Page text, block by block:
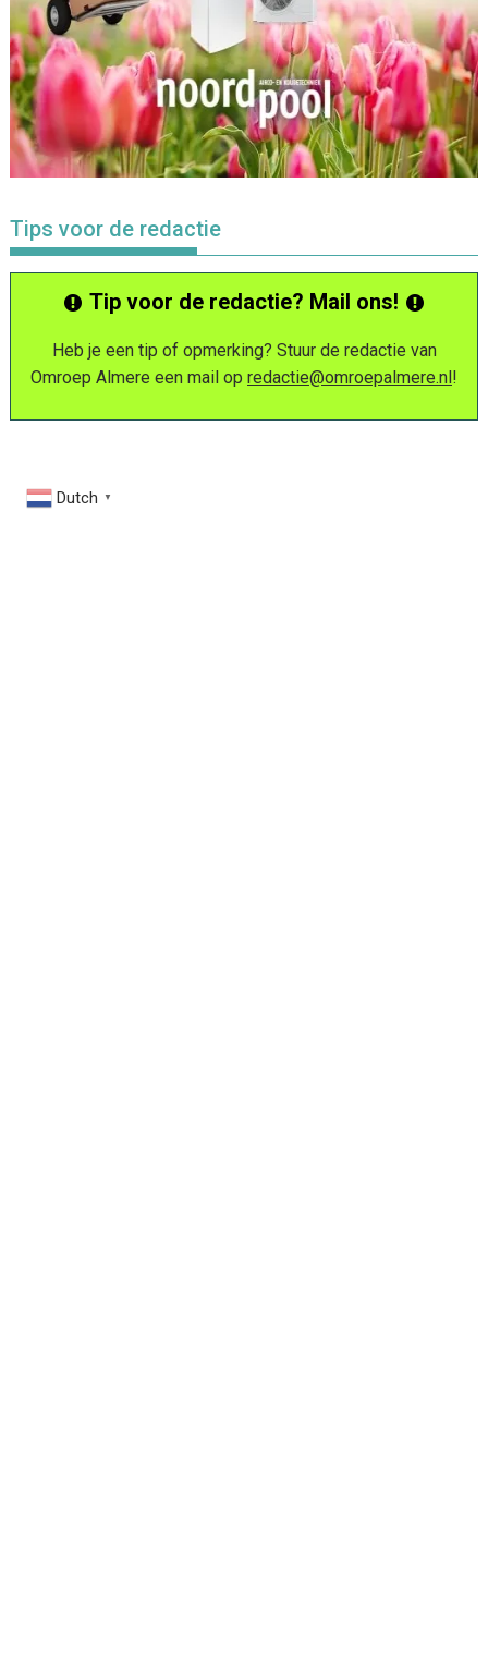
Tips voor de redactie
Tip voor de redactie? Mail ons!
Heb je een tip of opmerking? Stuur de redactie van
Omroep Almere een mail op redactie@omroepalmere.nl!
Dutch ▼